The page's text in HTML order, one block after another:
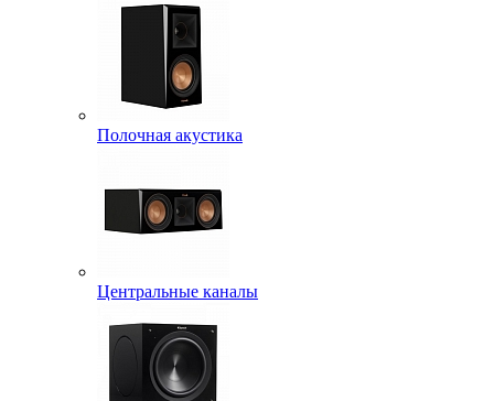
Полочная акустика
Центральные каналы